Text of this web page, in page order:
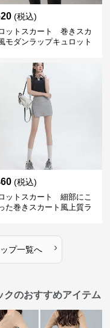
(税込)
ットスカート 巻きスカ
モダンラップキュロット
(税込)
ットスカート 細部にこ
た巻きスカート風上質ラ
プ一覧へ ›
クのおすすめアイテム